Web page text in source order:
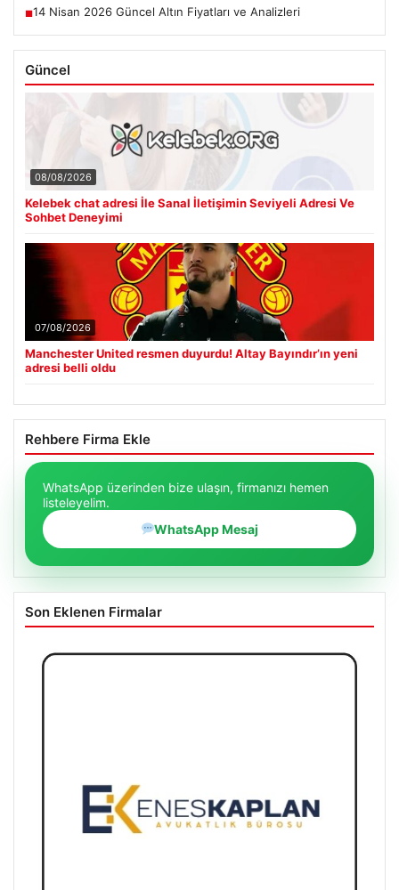
■14 Nisan 2026 Güncel Altın Fiyatları ve Analizleri
Güncel
08/08/2026
Kelebek chat adresi İle Sanal İletişimin Seviyeli Adresi Ve
Sohbet Deneyimi
07/08/2026
Manchester United resmen duyurdu! Altay Bayındır’ın yeni
adresi belli oldu
Rehbere Firma Ekle
WhatsApp üzerinden bize ulaşın, firmanızı hemen
listeleyelim.
WhatsApp Mesaj
Son Eklenen Firmalar